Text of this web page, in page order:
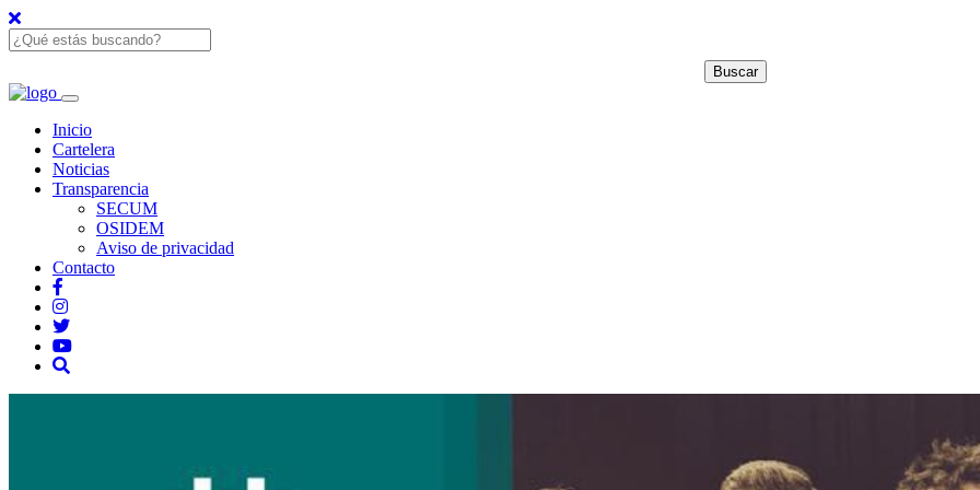
Inicio
Cartelera
Noticias
Transparencia
SECUM
OSIDEM
Aviso de privacidad
Contacto